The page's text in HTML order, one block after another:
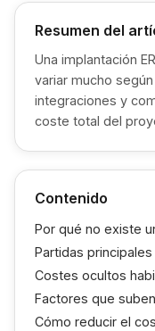
Resumen del
Una implantación
variar mucho
integraciones y
coste total del
Contenido
Por qué no existe
Partidas
Costes ocultos
Factores que
Cómo reducir el